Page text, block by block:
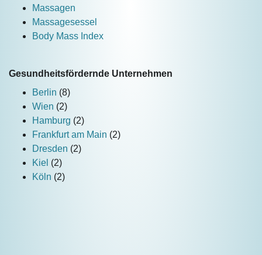
Massagen
Massagesessel
Body Mass Index
Gesundheitsfördernde Unternehmen
Berlin (8)
Wien (2)
Hamburg (2)
Frankfurt am Main (2)
Dresden (2)
Kiel (2)
Köln (2)